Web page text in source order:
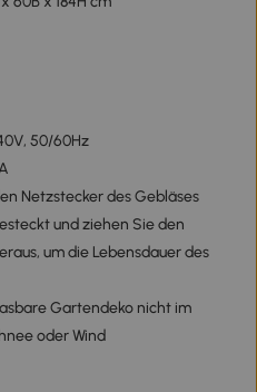
50/60Hz
Netzstecker des Gebläses
und ziehen Sie den
um die Lebensdauer des
Gartendeko nicht im
oder Wind